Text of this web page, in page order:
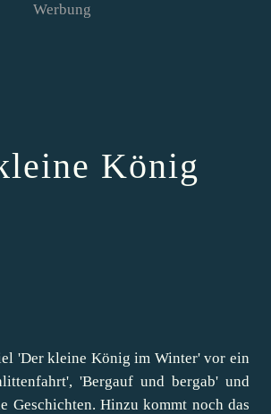
Werbung
König
'Der kleine König im Winter' vor ein
'Bergauf und bergab' und
Geschichten. Hinzu kommt noch das